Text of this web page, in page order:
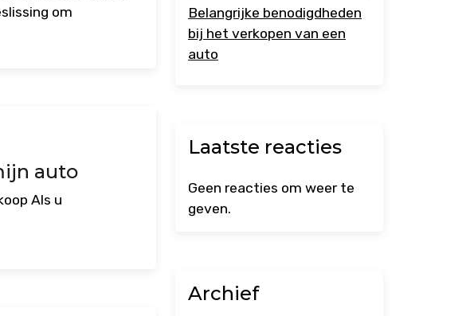
om
auto
Als u
Belangrijke benodigdheden
bij het verkopen van een
auto
Laatste reacties
Geen reacties om weer te
geven.
Archief